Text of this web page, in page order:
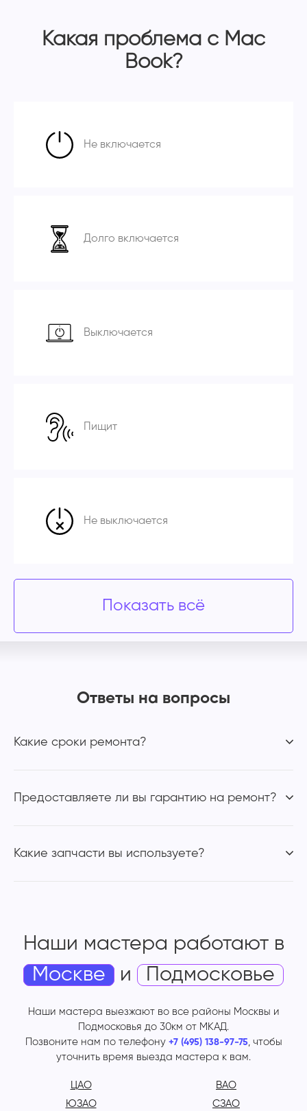
Какая проблема с Mac
Book?
Не включается
Долго включается
Выключается
Пищит
Не выключается
Показать всё
Ответы на вопросы
Какие сроки ремонта?
Предоставляете ли вы гарантию на ремонт?
Какие запчасти вы используете?
Наши мастера работают в
Москве
и Подмосковье
Наши мастера выезжают во все районы Москвы и
Подмосковья до 30км от МКАД.
Позвоните нам по телефону +7 (495) 138-97-75, чтобы
уточнить время выезда мастера к вам.
ЦАО
ЮЗАО
ВАО
СЗАО